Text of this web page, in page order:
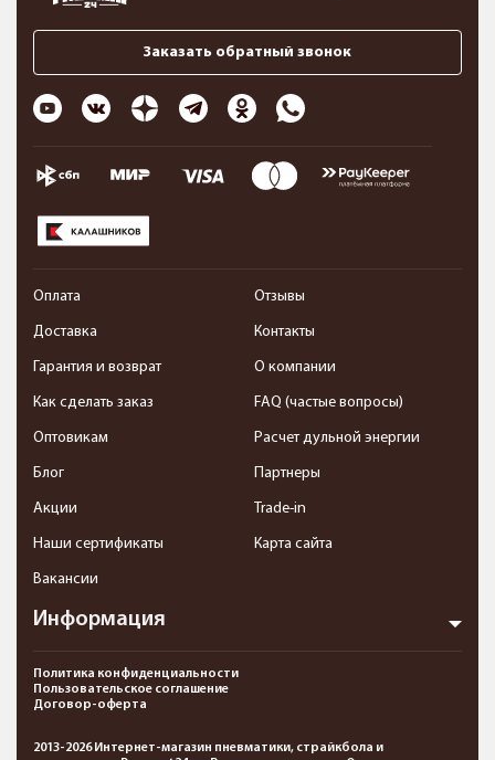
Заказать обратный звонок
Информация
Оплата
Доставка
Гарантия и возврат
Как сделать заказ
Оптовикам
Блог
Акции
Наши сертификаты
Вакансии
Отзывы
Контакты
О компании
FAQ (частые вопросы)
Расчет дульной энергии
Партнеры
Trade-in
Карта сайта
Политика конфиденциальности
Пользовательское соглашение
Договор-оферта
2013-2026 Интернет-магазин пневматики, страйкбола и